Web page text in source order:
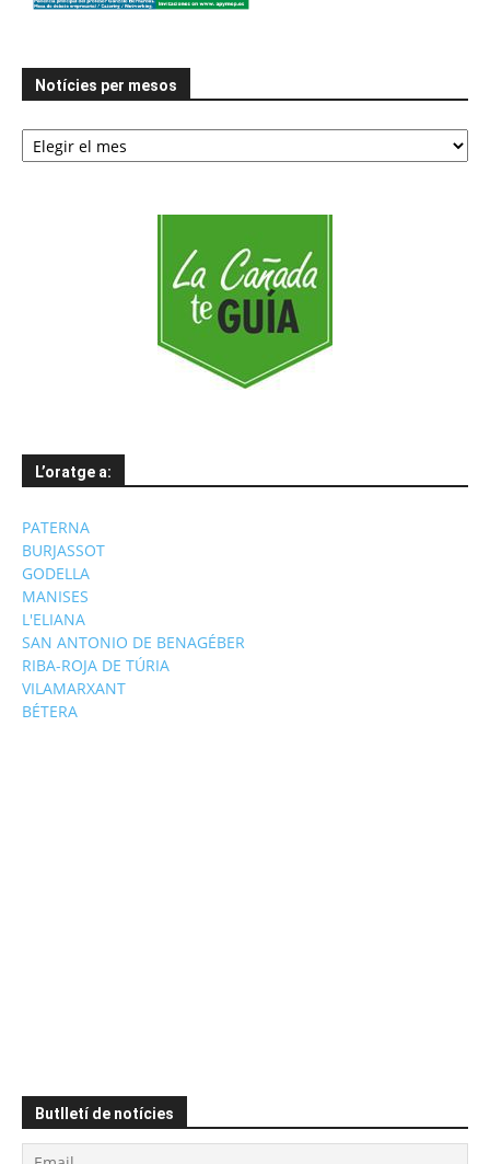
Notícies per mesos
Notícies
per
L’oratge a:
PATERNA
BURJASSOT
GODELLA
MANISES
L'ELIANA
SAN ANTONIO DE BENAGÉBER
RIBA-ROJA DE TÚRIA
VILAMARXANT
BÉTERA
Butlletí de notícies